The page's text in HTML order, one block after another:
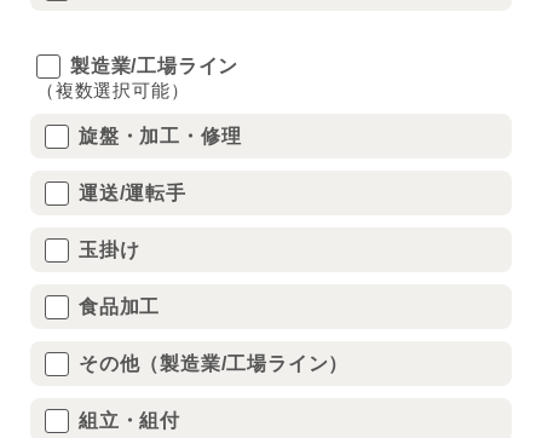
製造業/工場ライン
（複数選択可能）
旋盤・加工・修理
運送/運転手
玉掛け
食品加工
その他（製造業/工場ライン）
組立・組付